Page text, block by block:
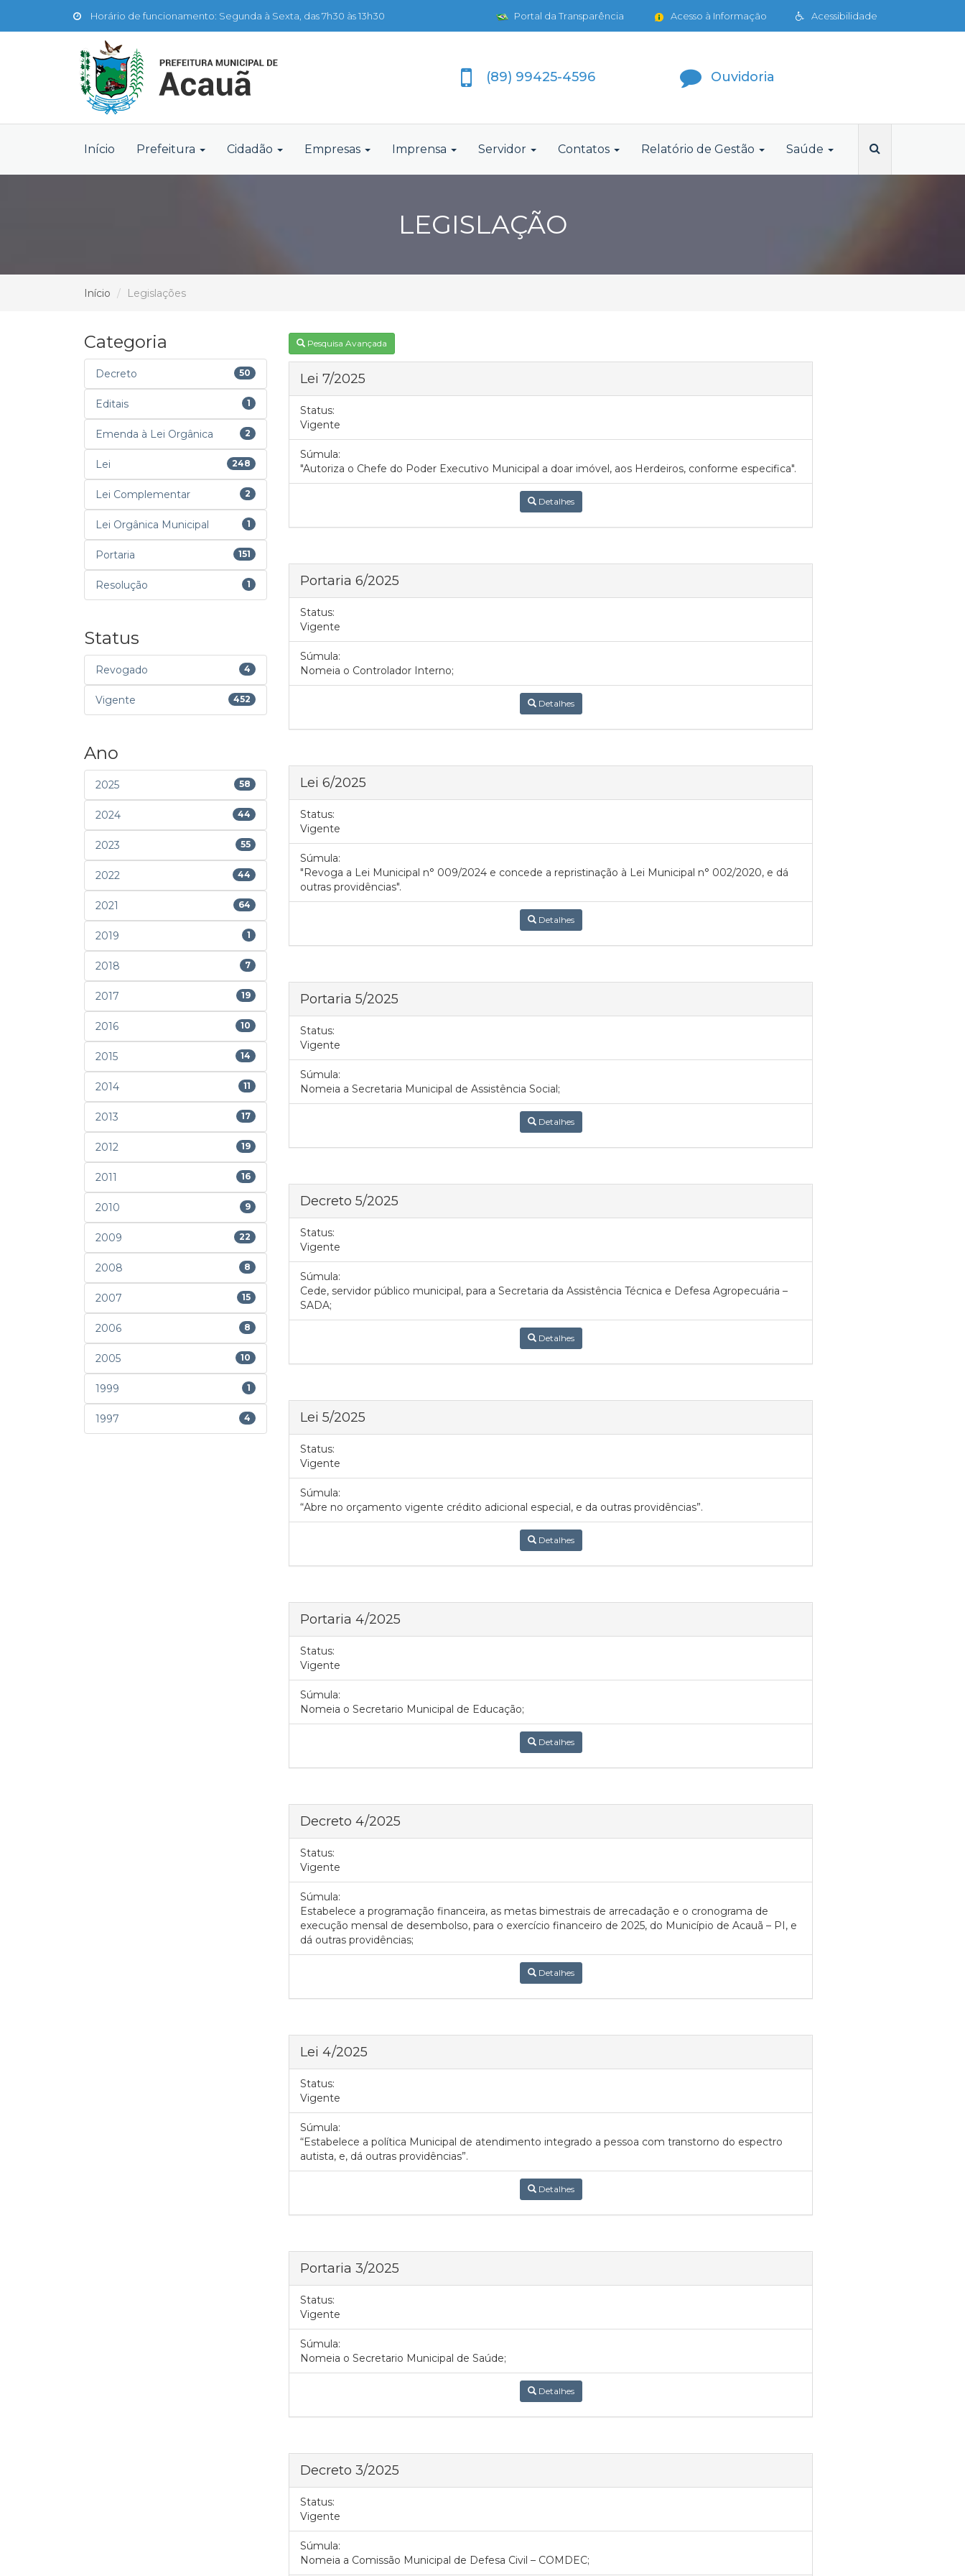
Horário de funcionamento: Segunda à Sexta, das 7h30 às 13h30 Acessibilidade
Acesso à Informação
Portal da Transparência
(89) 99425-4596 Ouvidoria
Início Prefeitura Cidadão Empresas Imprensa Servidor Contatos Relatório de Gestão Saúde
LEGISLAÇÃO
Início Legislações
Categoria
Decreto 50
Editais 1
Emenda à Lei Orgânica 2
Lei 248
Lei Complementar 2
Lei Orgânica Municipal 1
Portaria 151
Resolução 1
Status
Revogado 4
Vigente 452
Ano
2025 58
2024 44
2023 55
2022 44
2021 64
2019 1
2018 7
2017 19
2016 10
2015 14
2014 11
2013 17
2012 19
2011 16
2010 9
2009 22
2008 8
2007 15
2006 8
2005 10
1999 1
1997 4
Pesquisa Avançada
Lei 7/2025
Status:
Vigente
Súmula:
"Autoriza o Chefe do Poder Executivo Municipal a doar imóvel, aos Herdeiros, conforme especifica".
Detalhes
Portaria 6/2025
Status:
Vigente
Súmula:
Nomeia o Controlador Interno;
Detalhes
Lei 6/2025
Status:
Vigente
Súmula:
"Revoga a Lei Municipal n° 009/2024 e concede a repristinação à Lei Municipal n° 002/2020, e dá
outras providências".
Detalhes
Portaria 5/2025
Status:
Vigente
Súmula:
Nomeia a Secretaria Municipal de Assistência Social;
Detalhes
Decreto 5/2025
Status:
Vigente
Súmula:
Cede, servidor público municipal, para a Secretaria da Assistência Técnica e Defesa Agropecuária –
SADA;
Detalhes
Lei 5/2025
Status:
Vigente
Súmula:
“Abre no orçamento vigente crédito adicional especial, e da outras providências”.
Detalhes
Portaria 4/2025
Status:
Vigente
Súmula:
Nomeia o Secretario Municipal de Educação;
Detalhes
Decreto 4/2025
Status:
Vigente
Súmula:
Estabelece a programação financeira, as metas bimestrais de arrecadação e o cronograma de
execução mensal de desembolso, para o exercício financeiro de 2025, do Município de Acauã – PI, e
dá outras providências;
Detalhes
Lei 4/2025
Status:
Vigente
Súmula:
“Estabelece a política Municipal de atendimento integrado a pessoa com transtorno do espectro
autista, e, dá outras providências”.
Detalhes
Portaria 3/2025
Status:
Vigente
Súmula:
Nomeia o Secretario Municipal de Saúde;
Detalhes
Decreto 3/2025
Status:
Vigente
Súmula:
Nomeia a Comissão Municipal de Defesa Civil – COMDEC;